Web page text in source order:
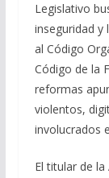
Legislativo
inseguridad y
al Código
Código de la
reformas
violentos,
involucrados
El titular de